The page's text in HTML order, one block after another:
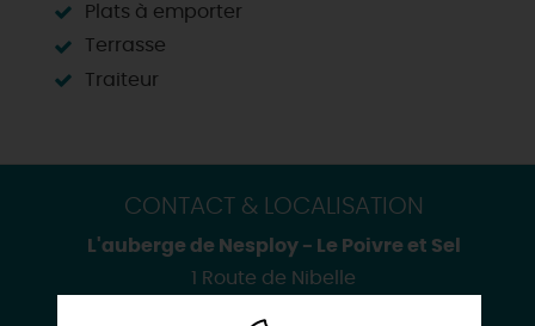
Plats à emporter
Terrasse
Traiteur
CONTACT & LOCALISATION
L'auberge de Nesploy - Le Poivre et Sel
1 Route de Nibelle